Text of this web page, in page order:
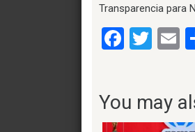
Transparencia para
You may